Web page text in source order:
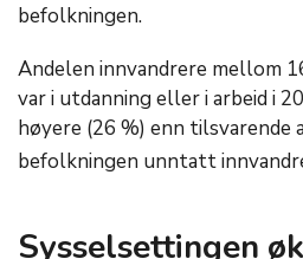
befolkningen.
Andelen innvandrere mellom
var i utdanning eller i arbeid i
høyere (26 %) enn tilsvarende
befolkningen unntatt
Sysselsettingen